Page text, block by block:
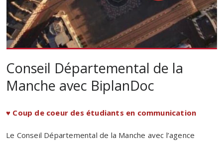
Conseil Départemental de la
Manche avec BiplanDoc
♥️ Coup de coeur des étudiants en communication
Le Conseil Départemental de la Manche avec l’agence